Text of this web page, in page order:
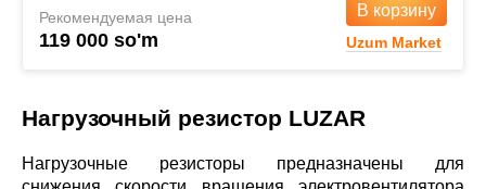
Рекомендуемая цена
119 000 so'm
В корзину
Uzum Market
Нагрузочный резистор LUZAR
Нагрузочные резисторы предназначены для